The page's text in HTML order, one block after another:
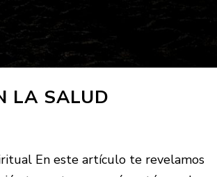
LA SALUD
En este artículo te revelamos